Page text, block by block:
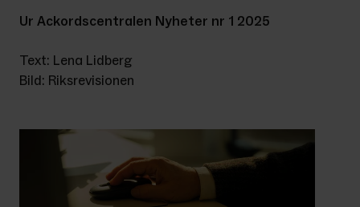
Ur Ackordscentralen Nyheter nr 1 2025
Text: Lena Lidberg
Bild: Riksrevisionen